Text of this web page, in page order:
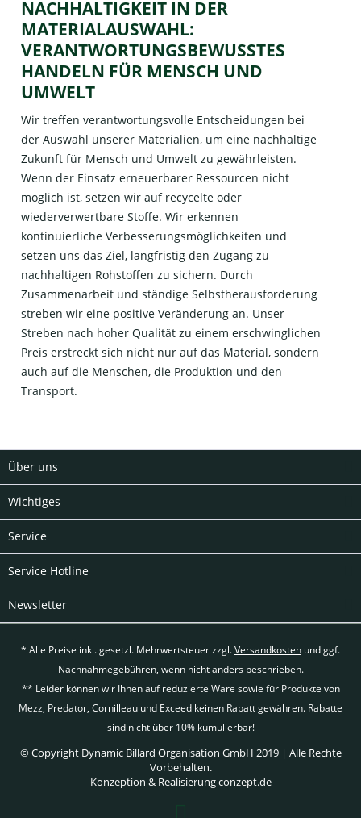
NACHHALTIGKEIT IN DER
MATERIALAUSWAHL:
VERANTWORTUNGSBEWUSSTES
HANDELN FÜR MENSCH UND
UMWELT
Wir treffen verantwortungsvolle Entscheidungen bei
der Auswahl unserer Materialien, um eine nachhaltige
Zukunft für Mensch und Umwelt zu gewährleisten.
Wenn der Einsatz erneuerbarer Ressourcen nicht
möglich ist, setzen wir auf recycelte oder
wiederverwertbare Stoffe. Wir erkennen
kontinuierliche Verbesserungsmöglichkeiten und
setzen uns das Ziel, langfristig den Zugang zu
nachhaltigen Rohstoffen zu sichern. Durch
Zusammenarbeit und ständige Selbstherausforderung
streben wir eine positive Veränderung an. Unser
Streben nach hoher Qualität zu einem erschwinglichen
Preis erstreckt sich nicht nur auf das Material, sondern
auch auf die Menschen, die Produktion und den
Transport.
Über uns
Wichtiges
Service
Service Hotline
Newsletter
* Alle Preise inkl. gesetzl. Mehrwertsteuer zzgl.Versandkosten und ggf.
Nachnahmegebühren, wenn nicht anders beschrieben.
** Leider können wir Ihnen auf reduzierte Ware sowie für Produkte von
Mezz, Predator, Cornilleau und Exceed keinen Rabatt gewähren. Rabatte
sind nicht über 10% kumulierbar!
© Copyright Dynamic Billard Organisation GmbH 2019 | Alle Rechte
Vorbehalten.
Konzeption & Realisierungconzept.de